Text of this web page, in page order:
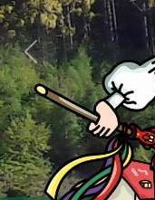
Previous